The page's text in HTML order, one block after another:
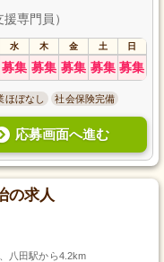
専門員）
水 木 金 土 日
募集 募集 募集 募集 募集
ほぼなし 社会保険完備
応募画面へ進む
の求人
八田駅から4.2km